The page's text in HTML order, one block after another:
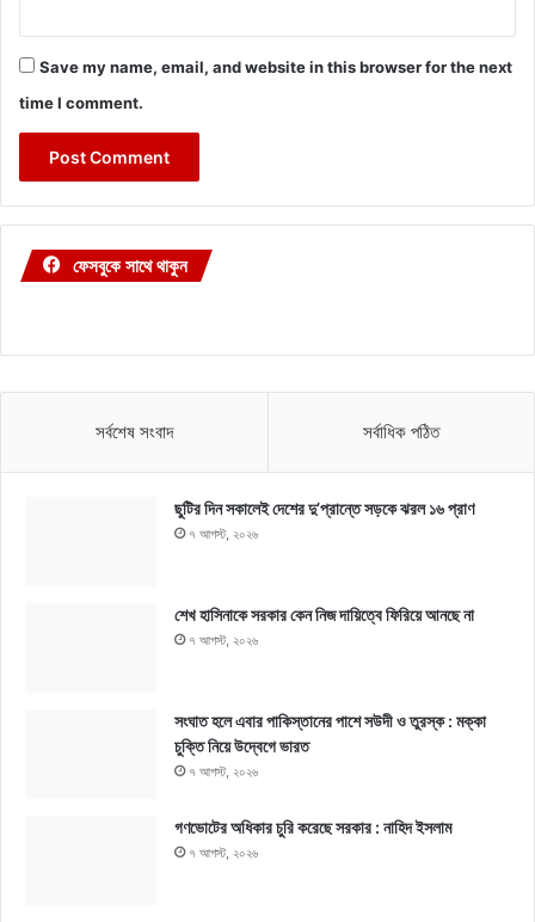
Save my name, email, and website in this browser for the next
time I comment.
ফেসবুকে সাথে থাকুন
সর্বশেষ সংবাদ সর্বাধিক পঠিত
ছুটির দিন সকালেই দেশের দু’প্রান্তে সড়কে ঝরল ১৬ প্রাণ
৭ আগস্ট, ২০২৬
শেখ হাসিনাকে সরকার কেন নিজ দায়িত্বে ফিরিয়ে আনছে না
৭ আগস্ট, ২০২৬
সংঘাত হলে এবার পাকিস্তানের পাশে সউদী ও তুরস্ক : মক্কা
চুক্তি নিয়ে উদ্বেগে ভারত
৭ আগস্ট, ২০২৬
গণভোটের অধিকার চুরি করেছে সরকার : নাহিদ ইসলাম
৭ আগস্ট, ২০২৬